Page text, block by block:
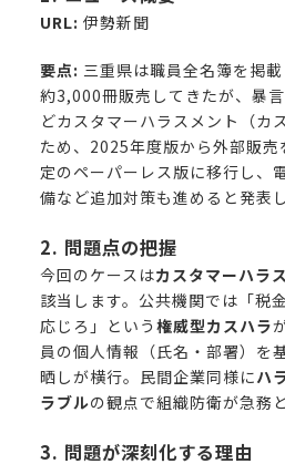
URL: 伊勢新聞
要点: 三重県は職員全名簿を掲
約3,000冊販売してきたが、暴
どカスタマーハラスメント（カ
ため、2025年度版から外部販
定のペーパーレス版に移行し、
備など追加対策も進めると発表し
2. 問題点の把握
今回のケースはカスタマーハラ
該当します。公共機関では「税
応じろ」という 権威型カスハラ
員の個人情報（氏名・部署）を
晒しが横行。民間企業同様にハ
ラブルの観点で組織防衛が急務
3. 問題が深刻化する理由